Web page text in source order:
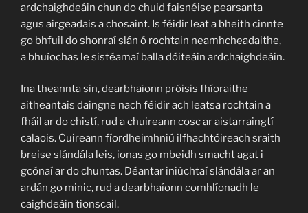
ardchaighdeáin chun do chuid faisnéise pearsanta
agus airgeadais a chosaint. Is féidir leat a bheith cinnte
go bhfuil do shonraí slán ó rochtain neamhcheadaithe,
a bhuíochas le sistéamaí balla dóiteáin ardchaighdeáin.
Ina theannta sin, dearbhaíonn próisis fhíoraithe
aitheantais daingne nach féidir ach leatsa rochtain a
fháil ar do chistí, rud a chuireann cosc ar aistarraingtí
calaois. Cuireann fíordheimhniú ilfhachtóireach sraith
breise slándála leis, ionas go mbeidh smacht agat i
gcónaí ar do chuntas. Déantar iniúchtaí slándála ar an
ardán go minic, rud a dearbhaíonn comhlíonadh le
caighdeáin tionscail.